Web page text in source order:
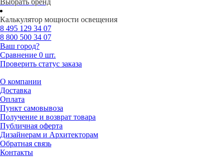
Выбрать бренд
Калькулятор мощности освещения
8 495 129 34 07
8 800 500 34 07
Ваш город?
Сравнение 0 шт.
Проверить статус заказа
О компании
Доставка
Оплата
Пункт самовывоза
Получение и возврат товара
Публичная оферта
Дизайнерам и Архитекторам
Обратная связь
Контакты